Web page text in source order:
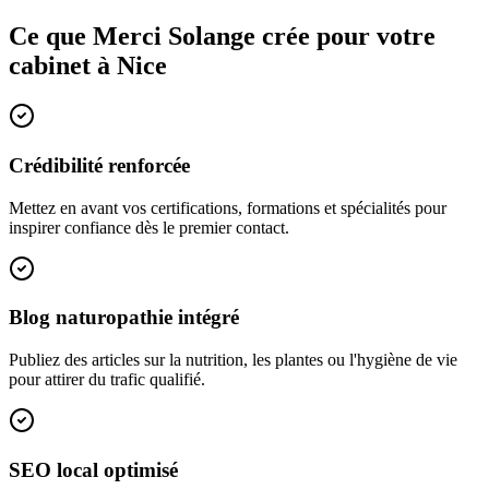
Ce que Merci Solange crée pour votre
cabinet à Nice
Crédibilité renforcée
Mettez en avant vos certifications, formations et spécialités pour
inspirer confiance dès le premier contact.
Blog naturopathie intégré
Publiez des articles sur la nutrition, les plantes ou l'hygiène de vie
pour attirer du trafic qualifié.
SEO local optimisé